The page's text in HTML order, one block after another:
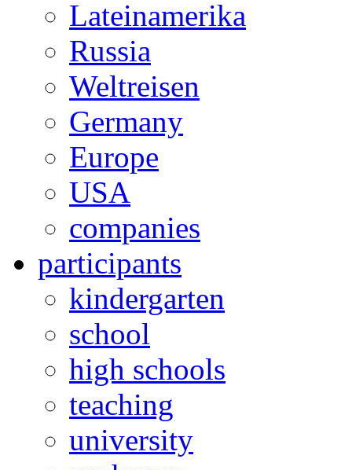
Lateinamerika
Russia
Weltreisen
Germany
Europe
USA
companies
participants
kindergarten
school
high schools
teaching
university